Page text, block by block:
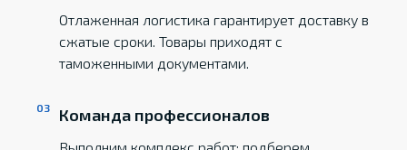
Отлаженная логистика гарантирует доставку в
сжатые сроки. Товары приходят с
таможенными документами.
Команда профессионалов